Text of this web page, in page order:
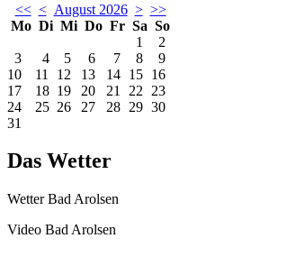
<< < August 2026 > >>
Mo Di Mi Do Fr Sa So
1
2
3
4 5 6 7 8
9
10
11 12 13 14 15 16
17
18 19 20 21 22
23
24
25 26 27 28 29 30
31
Das Wetter
Wetter Bad Arolsen
Video Bad Arolsen